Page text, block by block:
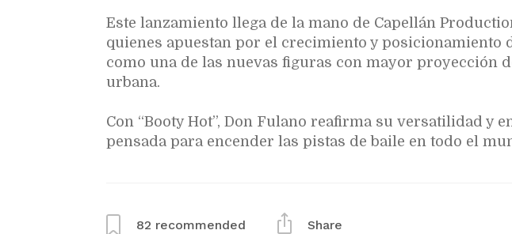
Este lanzamiento llega de la mano de Capellán
quienes apuestan por el crecimiento y posicionamiento
como una de las nuevas figuras con mayor proyección
urbana.
Con “Booty Hot”, Don Fulano reafirma su versatilidad y
pensada para encender las pistas de baile en todo el
82 recommended Share